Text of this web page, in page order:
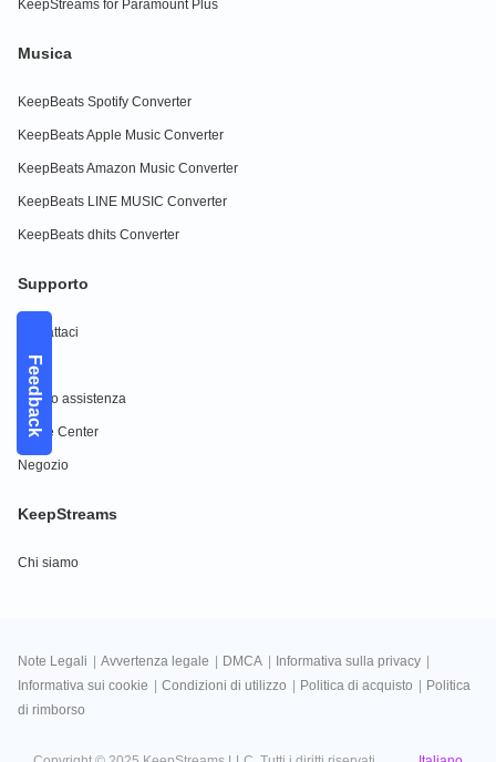
Feedback
KeepStreams for Paramount Plus
Musica
KeepBeats Spotify Converter
KeepBeats Apple Music Converter
KeepBeats Amazon Music Converter
KeepBeats LINE MUSIC Converter
KeepBeats dhits Converter
Supporto
Contattaci
FAQs
Centro assistenza
Guide Center
Negozio
KeepStreams
Chi siamo
Note Legali Avvertenza legale DMCA Informativa sulla privacy
Informativa sui cookie
Condizioni di utilizzo Politica di acquisto
Politica
di rimborso